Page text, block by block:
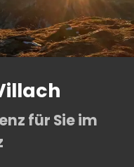
für Sie im